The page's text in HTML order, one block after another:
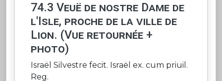
74.3 Veuë de nostre Dame de
l'Isle, proche de la ville de
Lion. (Vue retournée +
photo)
Israël Silvestre fecit. Israël ex. cum priuil.
Reg.